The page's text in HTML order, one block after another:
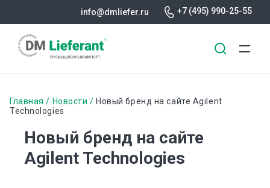
основному
info@dmliefer.ru +7 (495) 990-25-55
Строка
навигации
Главная Новости
Новый бренд на сайте Agilent
Technologies
Новый бренд на сайте
Agilent Technologies